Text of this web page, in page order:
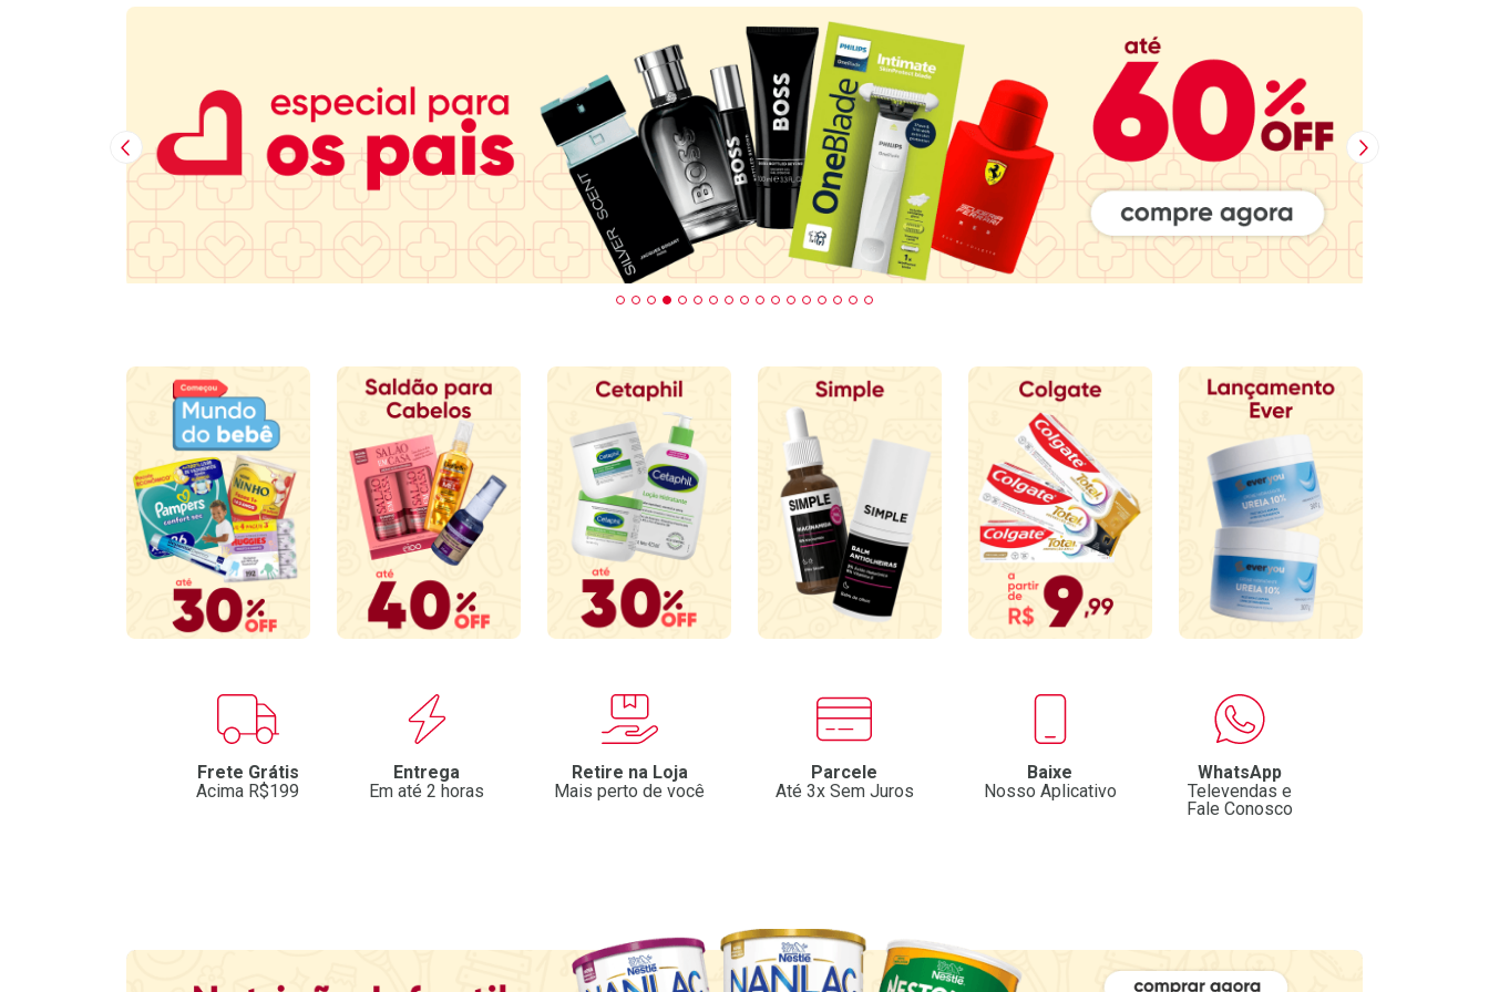
Imagem Anterior Próxima Imagem
Benefícios
Frete Grátis
Acima R$199
Entrega
Em até 2 horas
Retire na Loja
Mais perto de você
Parcele
Até 3x Sem Juros
Baixe
Nosso Aplicativo
WhatsApp
Televendas e
Fale Conosco